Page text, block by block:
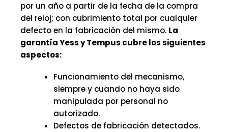
por un año a partir de la fecha de la compra
del reloj; con cubrimiento total por cualquier
defecto en la fabricación del mismo. La
garantía Yess y Tempus cubre los siguientes
aspectos:
Funcionamiento del mecanismo,
siempre y cuando no haya sido
manipulada por personal no
autorizado.
Defectos de fabricación detectados.